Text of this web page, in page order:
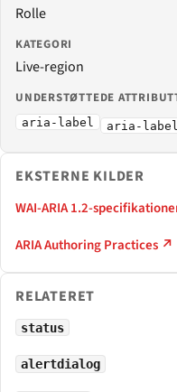
Rolle
KATEGORI
Live-region
UNDERSTØTTEDE
aria-label aria-
EKSTERNE KILDER
WAI-ARIA 1.2-
ARIA Authoring Practices ↗
RELATERET
status
alertdialog